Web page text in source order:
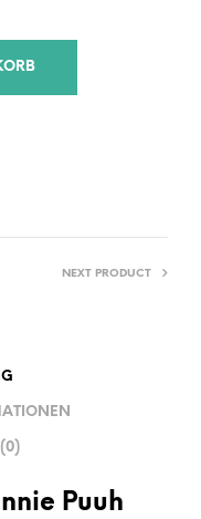
NEXT PRODUCT
Puuh